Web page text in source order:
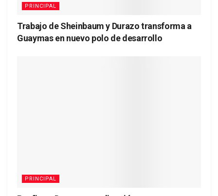
PRINCIPAL
Trabajo de Sheinbaum y Durazo transforma a
Guaymas en nuevo polo de desarrollo
PRINCIPAL